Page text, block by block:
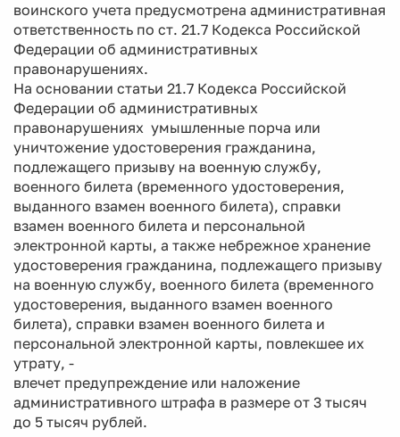
воинского учета предусмотрена административная
ответственность по ст. 21.7 Кодекса Российской
Федерации об административных
правонарушениях.
На основании статьи 21.7 Кодекса Российской
Федерации об административных
правонарушениях умышленные порча или
уничтожение удостоверения гражданина,
подлежащего призыву на военную службу,
военного билета (временного удостоверения,
выданного взамен военного билета), справки
взамен военного билета и персональной
электронной карты, а также небрежное хранение
удостоверения гражданина, подлежащего призыву
на военную службу, военного билета (временного
удостоверения, выданного взамен военного
билета), справки взамен военного билета и
персональной электронной карты, повлекшее их
утрату, -
влечет предупреждение или наложение
административного штрафа в размере от 3 тысяч
до 5 тысяч рублей.